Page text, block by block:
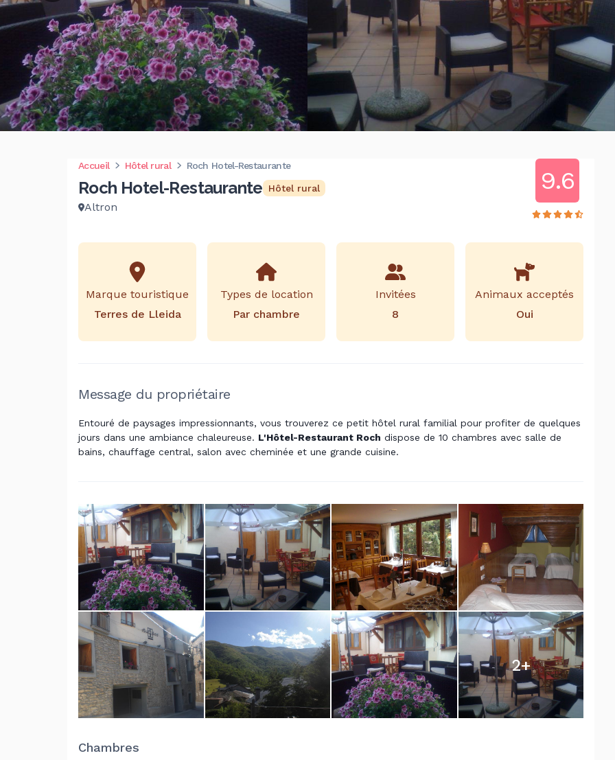
Accueil Hôtel rural Roch Hotel-Restaurante
Roch Hotel-Restaurante Hôtel rural
Altron
9.6
Marque touristique
Terres de Lleida
Types de location
Par chambre
Invitées
8
Animaux acceptés
Oui
Message du propriétaire
Entouré de paysages impressionnants, vous trouverez ce petit hôtel rural familial pour profiter de quelques
jours dans une ambiance chaleureuse. L'Hôtel-Restaurant Roch dispose de 10 chambres avec salle de
bains, chauffage central, salon avec cheminée et une grande cuisine.
2+
Chambres